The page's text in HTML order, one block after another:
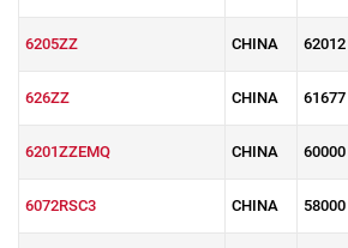
6205ZZ CHINA 62012
626ZZ CHINA 61677
6201ZZEMQ CHINA 60000
6072RSC3 CHINA 58000